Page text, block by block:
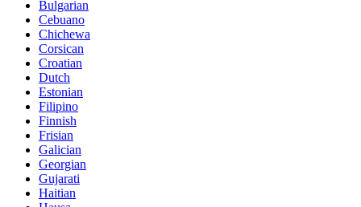
Bulgarian
Cebuano
Chichewa
Corsican
Croatian
Dutch
Estonian
Filipino
Finnish
Frisian
Galician
Georgian
Gujarati
Haitian